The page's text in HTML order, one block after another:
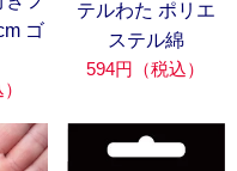
ゴ
テルわた ポリエ
ステル綿
594円（税込）